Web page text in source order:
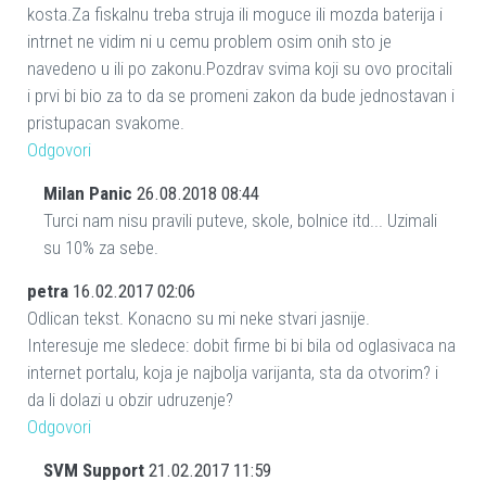
kosta.Za fiskalnu treba struja ili moguce ili mozda baterija i
intrnet ne vidim ni u cemu problem osim onih sto je
navedeno u ili po zakonu.Pozdrav svima koji su ovo procitali
i prvi bi bio za to da se promeni zakon da bude jednostavan i
pristupacan svakome.
Odgovori
Milan Panic 26.08.2018 08:44
Turci nam nisu pravili puteve, skole, bolnice itd... Uzimali
su 10% za sebe.
petra 16.02.2017 02:06
Odlican tekst. Konacno su mi neke stvari jasnije.
Interesuje me sledece: dobit firme bi bi bila od oglasivaca na
internet portalu, koja je najbolja varijanta, sta da otvorim? i
da li dolazi u obzir udruzenje?
Odgovori
SVM Support 21.02.2017 11:59